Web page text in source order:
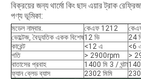
বিক্রয়ের জন্য থার্মো কিং ছাদ এয়ার ট্রাক
পণ্য ভূমিকা:
মডেল নাম্বার. কেএফ 1212
ভোল্টেজ, বৈদ্যুতিক একক বিশেষ12 ভি
24
কারেন্ট
<12 এ
<6
গতি
> 2900rpm
>
বাতাসের প্রবাহ
1400 মি 3 / ঘন্টা
ফ্যান ব্লেড ব্যাস
2302 মিমি